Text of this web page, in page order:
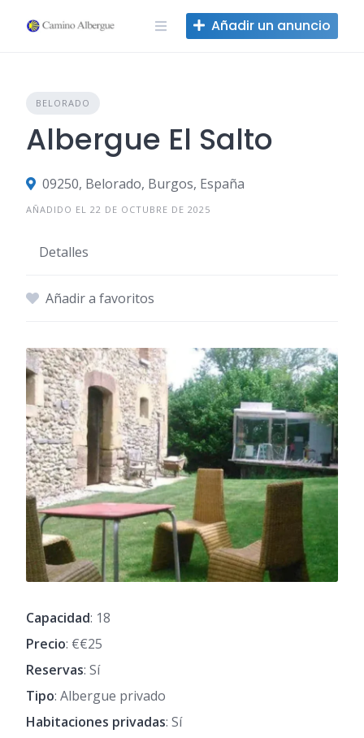
Añadir un anuncio
BELORADO
Albergue El Salto
09250, Belorado, Burgos, España
AÑADIDO EL 22 DE OCTUBRE DE 2025
Detalles
Añadir a favoritos
Capacidad: 18
Precio: €€25
Reservas: Sí
Tipo: Albergue privado
Habitaciones privadas: Sí